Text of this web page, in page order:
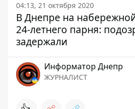
04:13, 21 октября 2020
В Днепре на
24-летнего парня:
задержали
Информатор Днепр
ЖУРНАЛИСТ